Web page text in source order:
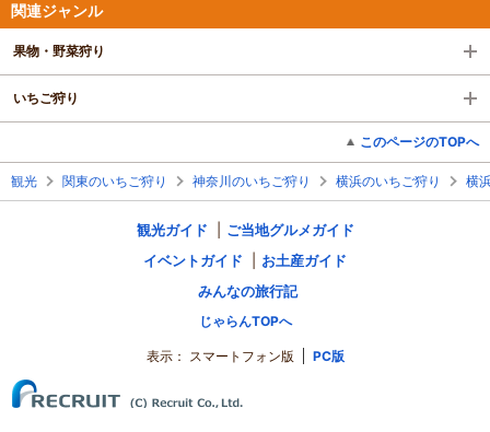
関連ジャンル
果物・野菜狩り
いちご狩り
このページのTOPへ
観光 関東のいちご狩り 神奈川のいちご狩り 横浜のいちご狩り 横
観光ガイド
ご当地グルメガイド
イベントガイド
お土産ガイド
みんなの旅行記
じゃらんTOPへ
表示： スマートフォン版 PC版